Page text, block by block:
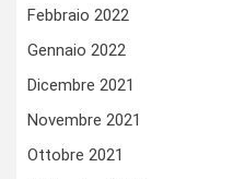
Febbraio 2022
Gennaio 2022
Dicembre 2021
Novembre 2021
Ottobre 2021